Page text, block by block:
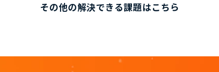
その他の解決できる課題はこちら